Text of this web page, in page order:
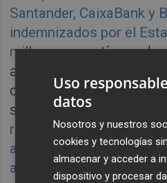
Santander, CaixaBank y
indemnizados por el
millones, cuantía que
adelantaron a Enagás
del almacén submarino
sí, finalmente
reclamación vecinal para
adjudicataria del
abone el importe
Uso
datos
Nosotros y nuestros
cookies y tecnologías
almacenar y acceder a
dispositivo y procesar